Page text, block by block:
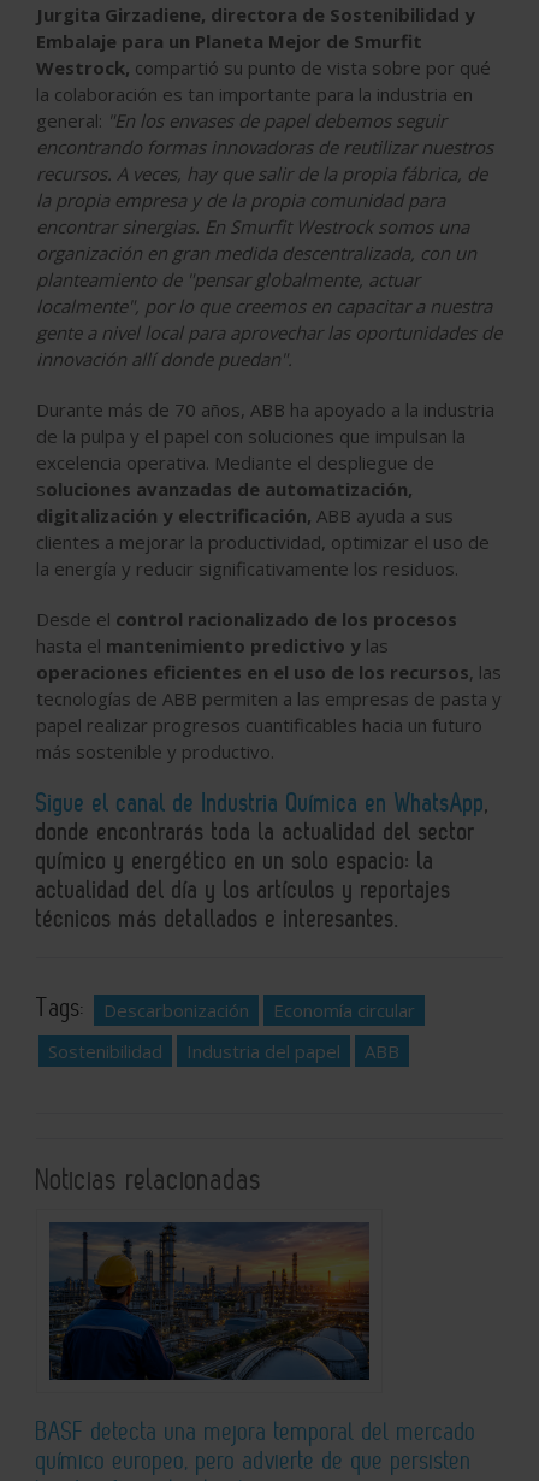
Jurgita Girzadiene, directora de Sostenibilidad y
Embalaje para un Planeta Mejor de Smurfit
Westrock, compartió su punto de vista sobre por qué
la colaboración es tan importante para la industria en
general: "En los envases de papel debemos seguir
encontrando formas innovadoras de reutilizar nuestros
recursos. A veces, hay que salir de la propia fábrica, de
la propia empresa y de la propia comunidad para
encontrar sinergias. En Smurfit Westrock somos una
organización en gran medida descentralizada, con un
planteamiento de "pensar globalmente, actuar
localmente", por lo que creemos en capacitar a nuestra
gente a nivel local para aprovechar las oportunidades de
innovación allí donde puedan".
Durante más de 70 años, ABB ha apoyado a la industria
de la pulpa y el papel con soluciones que impulsan la
excelencia operativa. Mediante el despliegue de
soluciones avanzadas de automatización,
digitalización y electrificación, ABB ayuda a sus
clientes a mejorar la productividad, optimizar el uso de
la energía y reducir significativamente los residuos.
Desde el control racionalizado de los procesos
hasta el mantenimiento predictivo y las
operaciones eficientes en el uso de los recursos, las
tecnologías de ABB permiten a las empresas de pasta y
papel realizar progresos cuantificables hacia un futuro
más sostenible y productivo.
Sigue el canal de Industria Química en WhatsApp,
donde encontrarás toda la actualidad del sector
químico y energético en un solo espacio: la
actualidad del día y los artículos y reportajes
técnicos más detallados e interesantes.
Tags: Descarbonización
Economía circular
Sostenibilidad
Industria del papel ABB
Noticias relacionadas
BASF detecta una mejora temporal del mercado
químico europeo, pero advierte de que persisten